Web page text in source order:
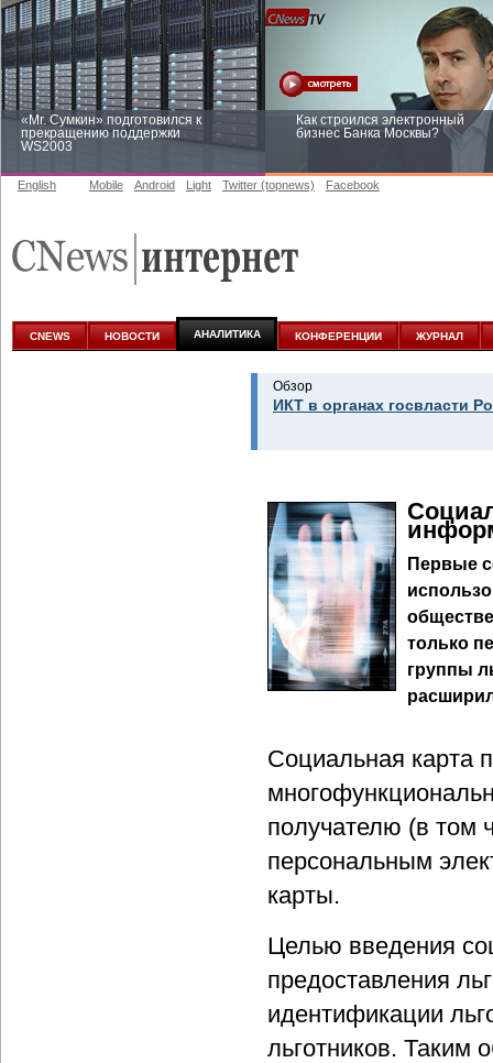
«Mr. Сумкин» подготовился к
прекращению поддержки
WS2003
Как строился электронный
бизнес Банка Москвы?
аналитике
English Mobile Android Light Twitter (topnews) Facebook
CNEWS НОВОСТИ АНАЛИТИКА КОНФЕРЕНЦИИ ЖУРНАЛ
Обзор
ИКТ в органах госвласти
Первые
только
группы
Социальная карта
получателю (в том
персональным
карты.
Целью введения
предоставления
идентификации
льготников. Таким